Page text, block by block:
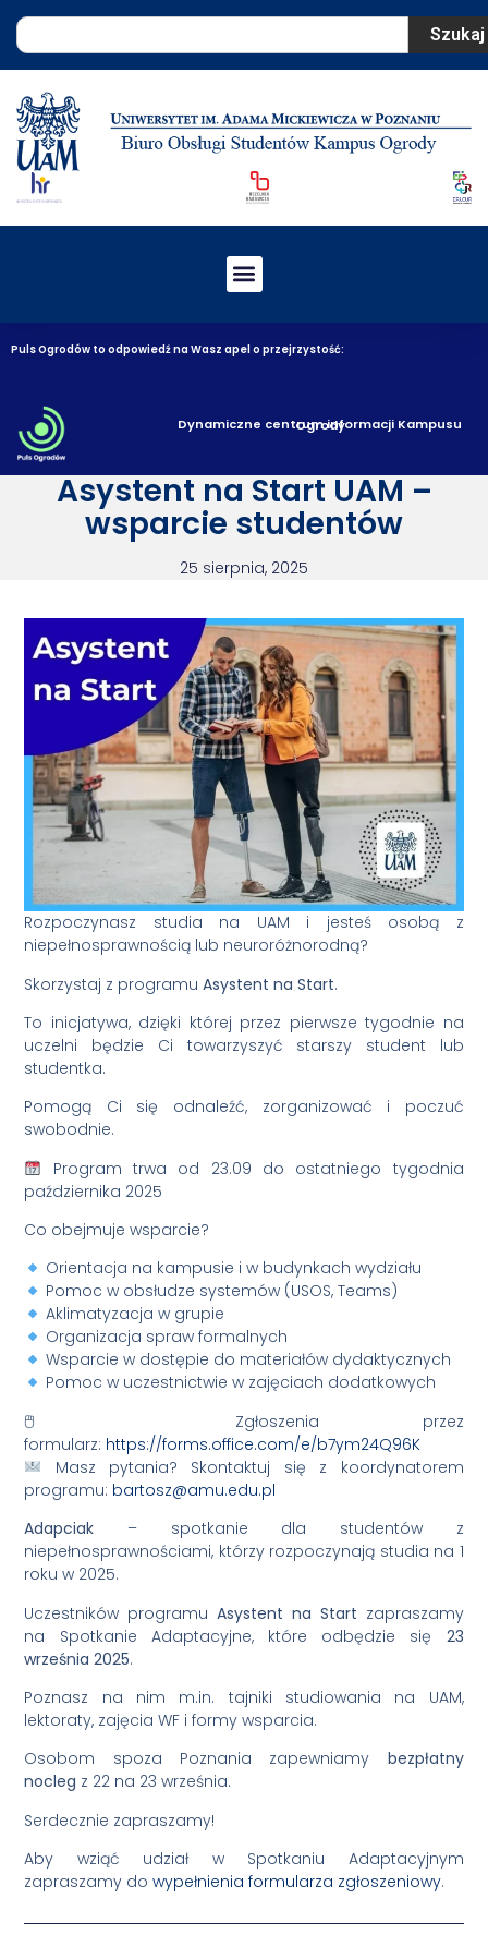
Szukaj
Puls Ogrodów to odpowiedź na Wasz apel o przejrzystość:
Dynamiczne centrum informacji Kampusu Ogrody
Asystent na Start UAM –
wsparcie studentów
25 sierpnia, 2025
Rozpoczynasz studia na UAM i jesteś osobą z
niepełnosprawnością lub neuroróżnorodną?
Skorzystaj z programuAsystent na Start.
To inicjatywa, dzięki której przez pierwsze tygodnie na
uczelni będzie Ci towarzyszyć starszy student lub
studentka.
Pomogą Ci się odnaleźć, zorganizować i poczuć
swobodnie.
Program trwa od 23.09 do ostatniego tygodnia
października 2025
Co obejmuje wsparcie?
Orientacja na kampusie i w budynkach wydziału
Pomoc w obsłudze systemów (USOS, Teams)
Aklimatyzacja w grupie
Organizacja spraw formalnych
Wsparcie w dostępie do materiałów dydaktycznych
Pomoc w uczestnictwie w zajęciach dodatkowych
🖱 Zgłoszenia przez
formularz: https://forms.office.com/e/b7ym24Q96K
Masz pytania? Skontaktuj się z koordynatorem
programu: bartosz@amu.edu.pl
Adapciak – spotkanie dla studentów z
niepełnosprawnościami, którzy rozpoczynają studia na 1
roku w 2025.
Uczestników programuAsystent na Start zapraszamy
na Spotkanie Adaptacyjne, które odbędzie się 23
września 2025.
Poznasz na nim m.in. tajniki studiowania na UAM,
lektoraty, zajęcia WF i formy wsparcia.
Osobom spoza Poznania zapewniamy bezpłatny
nocleg z 22 na 23 września.
Serdecznie zapraszamy!
Aby wziąć udział w Spotkaniu Adaptacyjnym
zapraszamy dowypełnienia formularza zgłoszeniowy.